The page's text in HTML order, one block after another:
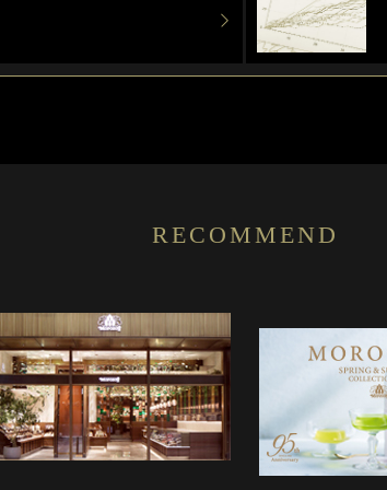
RECOMMEND